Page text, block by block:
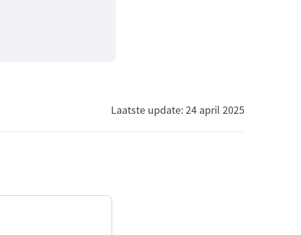
Laatste update: 24 april 2025